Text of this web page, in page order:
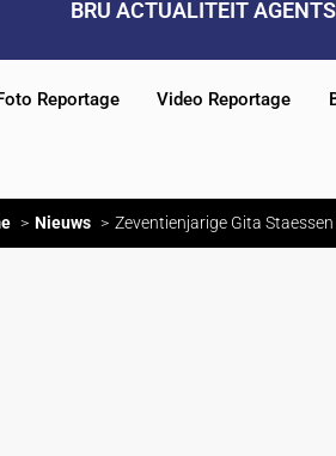
BRU ACTUALITEIT
Reportage Video Reportage
Nieuws Zeventienjarige Gita